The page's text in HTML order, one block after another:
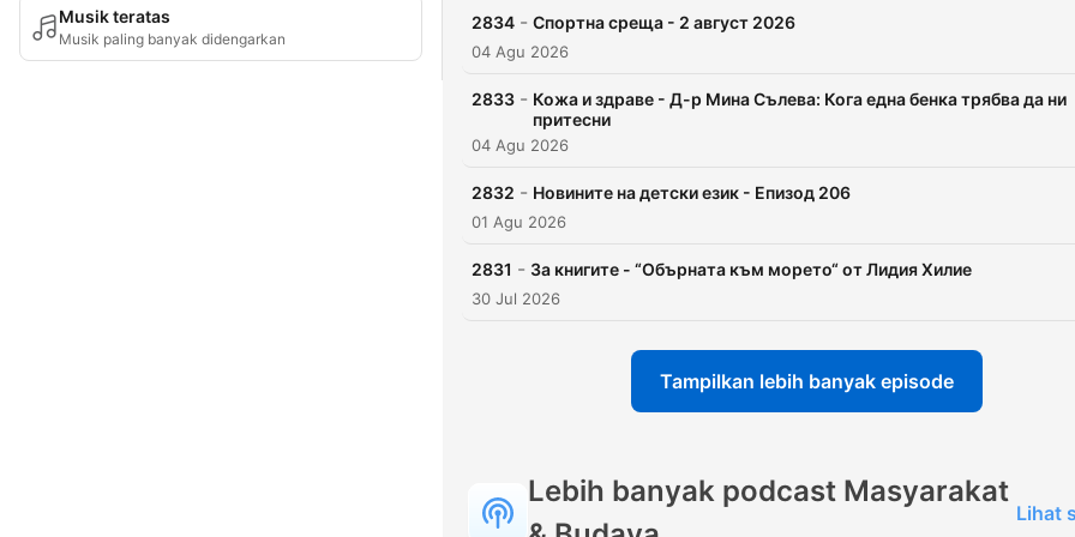
Musik teratas
Musik paling banyak didengarkan
2834 - Спортна среща - 2 август 2026
04 Agu 2026
2833 - Кожа и здраве - Д-р Мина Сълева: Кога една бенка трябва да ни
притесни
04 Agu 2026
2832 - Новините на детски език - Епизод 206
01 Agu 2026
2831 - За книгите - “Обърната към морето“ от Лидия Хилие
30 Jul 2026
Tampilkan lebih banyak episode
Lebih banyak podcast Masyarakat
Lihat